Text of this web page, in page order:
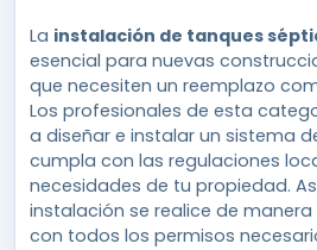
La instalación de tanques
esencial para nuevas
que necesiten un reemplazo
Los profesionales de esta
a diseñar e instalar un sistema
cumpla con las regulaciones
necesidades de tu propiedad.
instalación se realice de
con todos los permisos